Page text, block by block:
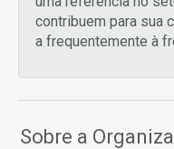
contribuem para sua
a frequentemente à
Sobre a